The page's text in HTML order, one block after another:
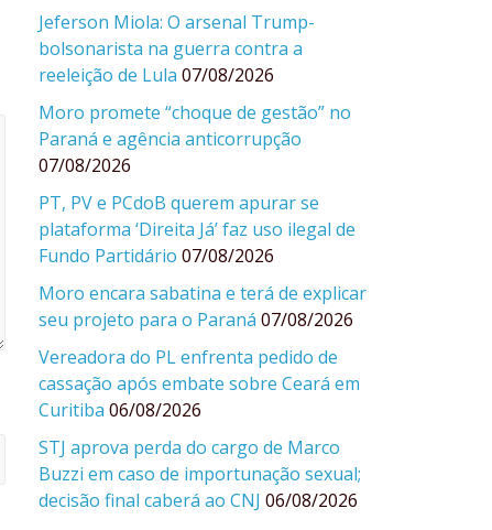
Jeferson Miola: O arsenal Trump-
bolsonarista na guerra contra a
reeleição de Lula 07/08/2026
Moro promete “choque de gestão” no
Paraná e agência anticorrupção
07/08/2026
PT, PV e PCdoB querem apurar se
plataforma ‘Direita Já’ faz uso ilegal de
Fundo Partidário 07/08/2026
Moro encara sabatina e terá de explicar
seu projeto para o Paraná 07/08/2026
Vereadora do PL enfrenta pedido de
cassação após embate sobre Ceará em
Curitiba 06/08/2026
STJ aprova perda do cargo de Marco
Buzzi em caso de importunação sexual;
decisão final caberá ao CNJ 06/08/2026